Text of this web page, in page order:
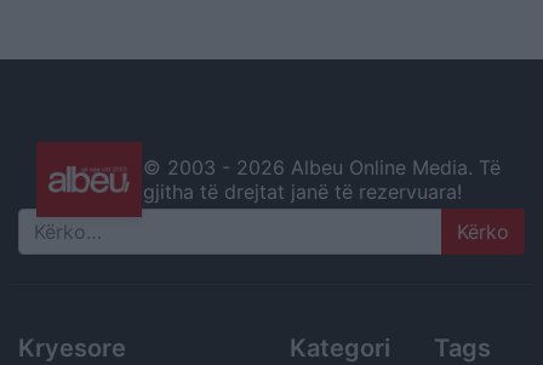
© 2003 - 2026 Albeu Online Media. Të
gjitha të drejtat janë të rezervuara!
Search
Kryesore Kategori Tags